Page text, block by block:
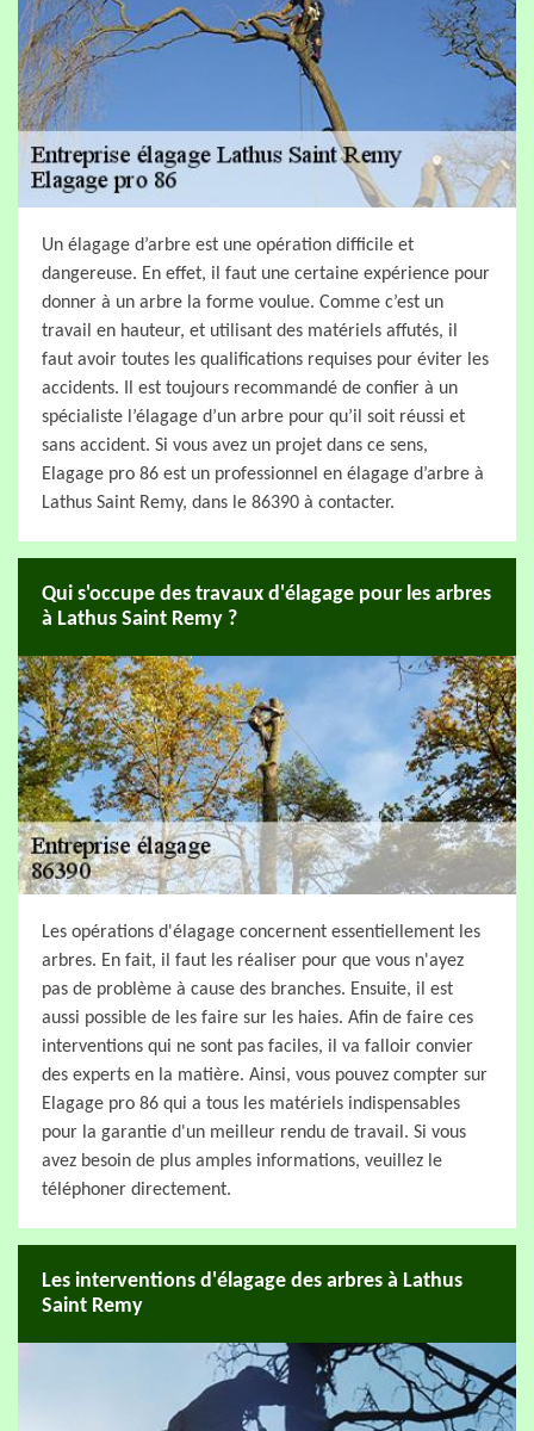
Un élagage d’arbre est une opération difficile et
dangereuse. En effet, il faut une certaine expérience pour
donner à un arbre la forme voulue. Comme c’est un
travail en hauteur, et utilisant des matériels affutés, il
faut avoir toutes les qualifications requises pour éviter les
accidents. Il est toujours recommandé de confier à un
spécialiste l’élagage d’un arbre pour qu’il soit réussi et
sans accident. Si vous avez un projet dans ce sens,
Elagage pro 86 est un professionnel en élagage d’arbre à
Lathus Saint Remy, dans le 86390 à contacter.
Qui s'occupe des travaux d'élagage pour les arbres
à Lathus Saint Remy ?
Les opérations d'élagage concernent essentiellement les
arbres. En fait, il faut les réaliser pour que vous n'ayez
pas de problème à cause des branches. Ensuite, il est
aussi possible de les faire sur les haies. Afin de faire ces
interventions qui ne sont pas faciles, il va falloir convier
des experts en la matière. Ainsi, vous pouvez compter sur
Elagage pro 86 qui a tous les matériels indispensables
pour la garantie d'un meilleur rendu de travail. Si vous
avez besoin de plus amples informations, veuillez le
téléphoner directement.
Les interventions d'élagage des arbres à Lathus
Saint Remy